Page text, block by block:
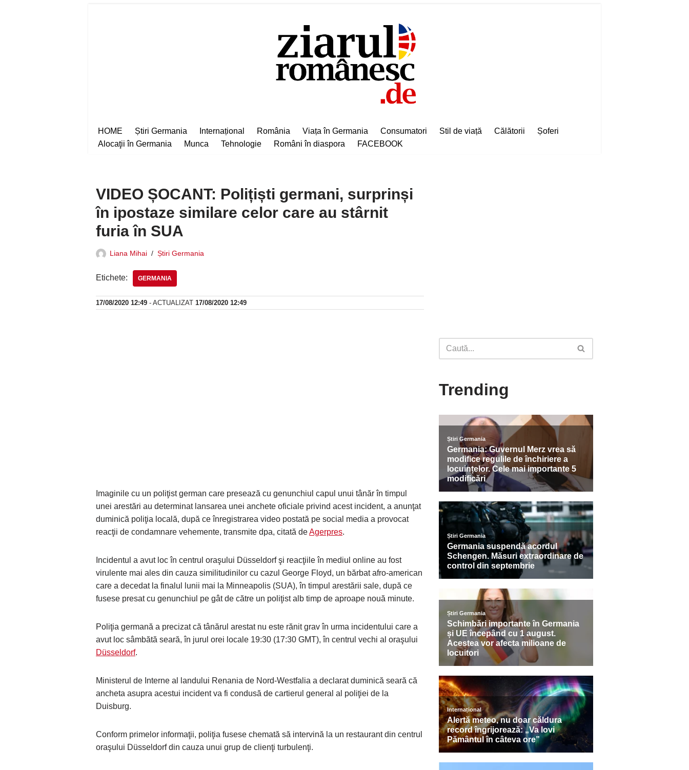
HOME Știri Germania Internațional România Viața în Germania Consumatori Stil de viață Călătorii
Șoferi
Alocaţii în Germania
Munca Tehnologie Români în diaspora FACEBOOK
VIDEO ȘOCANT: Polițiști germani, surprinși
în ipostaze similare celor care au stârnit
furia în SUA
Liana Mihai Știri Germania
Etichete: GERMANIA
17/08/2020 12:49 - ACTUALIZAT 17/08/2020 12:49
Imaginile cu un poliţist german care presează cu genunchiul capul unui tânăr în timpul
unei arestări au determinat lansarea unei anchete oficiale privind acest incident, a anunţat
duminică poliţia locală, după ce înregistrarea video postată pe social media a provocat
reacţii de condamnare vehemente, transmite dpa, citată deAgerpres.
Incidentul a avut loc în centrul oraşului Düsseldorf şi reacţiile în mediul online au fost
virulente mai ales din cauza similitudinilor cu cazul George Floyd, un bărbat afro-american
care a decedat la finalul lunii mai la Minneapolis (SUA), în timpul arestării sale, după ce
fusese presat cu genunchiul pe gât de către un poliţist alb timp de aproape nouă minute.
Poliţia germană a precizat că tânărul arestat nu este rănit grav în urma incidentului care a
avut loc sâmbătă seară, în jurul orei locale 19:30 (17:30 GMT), în centrul vechi al oraşului
Düsseldorf.
Ministerul de Interne al landului Renania de Nord-Westfalia a declarat duminică seară că
ancheta asupra acestui incident va fi condusă de cartierul general al poliţiei de la
Duisburg.
Conform primelor informaţii, poliţia fusese chemată să intervină la un restaurant din centrul
oraşului Düsseldorf din cauza unui grup de clienţi turbulenţi.
Trending